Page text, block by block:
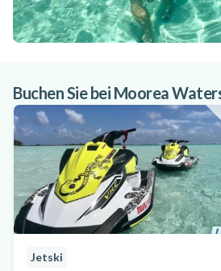
Buchen Sie bei Moorea
Jetski